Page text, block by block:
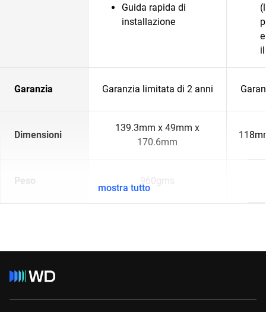
Guida rapida di
installazione
Garanzia Garanzia limitata di 2 anni
Dimensioni
139.3mm x 49mm x
170.6mm
Peso 960gms
mostra tutto